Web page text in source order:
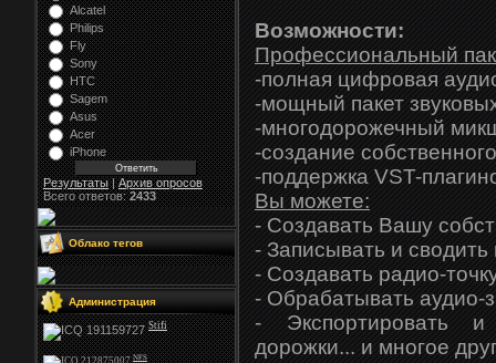
Alcatel
Philips
Fly
Sony
HTC
Sagem
Asus
Acer
iPhone
Результаты|Архив опросов
Всего ответов:2433
Облако тегов
Администрация
Stifi
NFS
Возможности:
Профессиональный
-полная цифровая
-мощный пакет
-многодорожечный
-создание
-поддержка VST-
Вы можете:
- Создавать Вашу
- Записывать и сводить
- Создавать радио-
- Обрабатывать аудио-
- Экспортировать
дорожки... и многое